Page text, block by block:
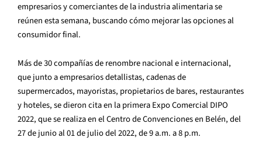
empresarios y comerciantes de la industria alimentaria se
reúnen esta semana, buscando cómo mejorar las opciones al
consumidor final.
Más de 30 compañías de renombre nacional e internacional,
que junto a empresarios detallistas, cadenas de
supermercados, mayoristas, propietarios de bares, restaurantes
y hoteles, se dieron cita en la primera Expo Comercial DIPO
2022, que se realiza en el Centro de Convenciones en Belén, del
27 de junio al 01 de julio del 2022, de 9 a.m. a 8 p.m.